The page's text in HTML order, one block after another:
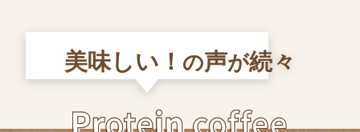
美味しい！ の声が続々